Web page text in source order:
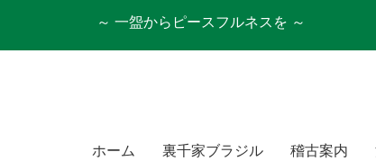
～ 一盌からピースフルネスを ～
ホーム 裏千家ブラジル 稽古案内